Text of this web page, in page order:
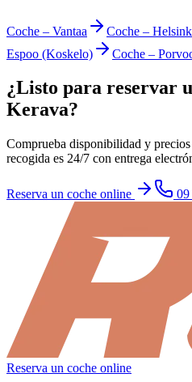
Coche – Vantaa Coche –
Espoo (Koskelo)
Coche –
¿Listo para reservar
Kerava?
Comprueba disponibilidad y
recogida es 24/7 con entrega
Reserva un coche online 09
Reserva un coche online